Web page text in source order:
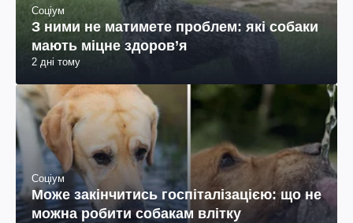
Соціум
З ними не матимете проблем: які собаки
мають міцне здоров’я
2 дні тому
Соціум
Може закінчитись госпіталізацією: що не
можна робити собакам влітку